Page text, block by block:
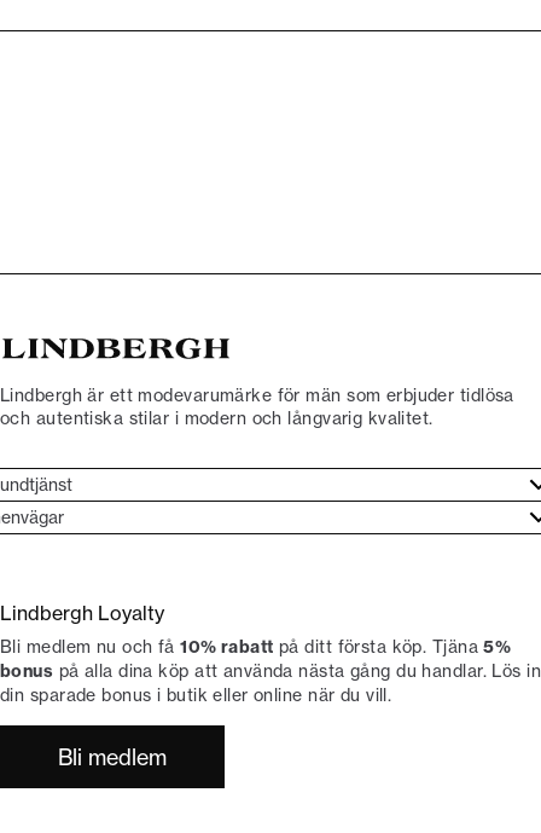
Lindbergh är ett modevarumärke för män som erbjuder tidlösa
och autentiska stilar i modern och långvarig kvalitet.
köp
Lindbergh-ambassadör
Lindbergh Loyalty
Bli medlem nu och få10% rabatt på ditt första köp. Tjäna5%
bonus på alla dina köp att använda nästa gång du handlar. Lös in
din sparade bonus i butik eller online när du vill.
Bli medlem